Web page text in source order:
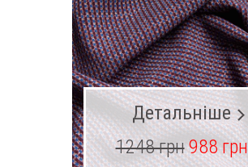
Детальніше
1248 грн988 грн